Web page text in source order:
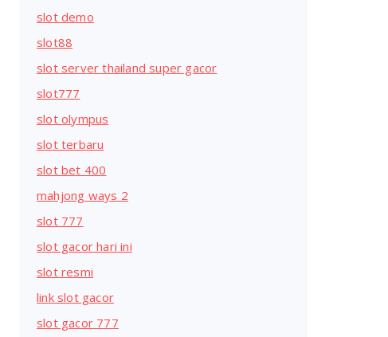
slot demo
slot88
slot server thailand super gacor
slot777
slot olympus
slot terbaru
slot bet 400
mahjong ways 2
slot 777
slot gacor hari ini
slot resmi
link slot gacor
slot gacor 777